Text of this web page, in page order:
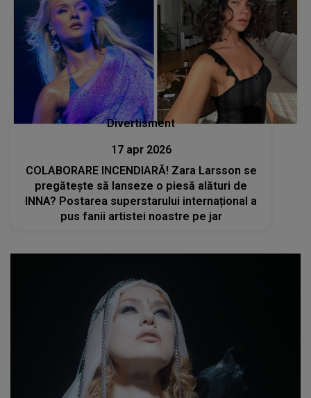
Divertisment
17 apr 2026
COLABORARE INCENDIARĂ! Zara Larsson se
pregătește să lanseze o piesă alături de
INNA? Postarea superstarului internațional a
pus fanii artistei noastre pe jar